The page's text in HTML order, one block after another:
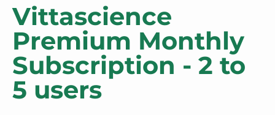
Vittascience
Premium Monthly
Subscription - 2 to
5 users